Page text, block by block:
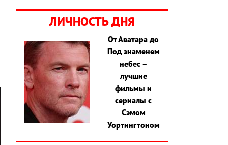
ЛИЧНОСТЬ ДНЯ
От Аватара до
Под знаменем
небес –
лучшие
фильмы и
сериалы с
Сэмом
Уортингтоном